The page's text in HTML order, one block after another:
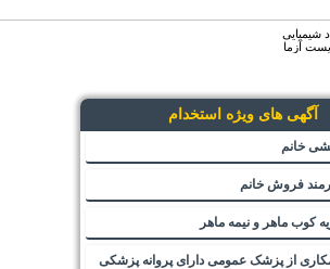
شیمیایی
آزما
آگهی های ویژه استخدام
خانم
فروش خانم
کوب ماهر و نیمه ماهر
از پزشک عمومی دارای پروانه پزشکی